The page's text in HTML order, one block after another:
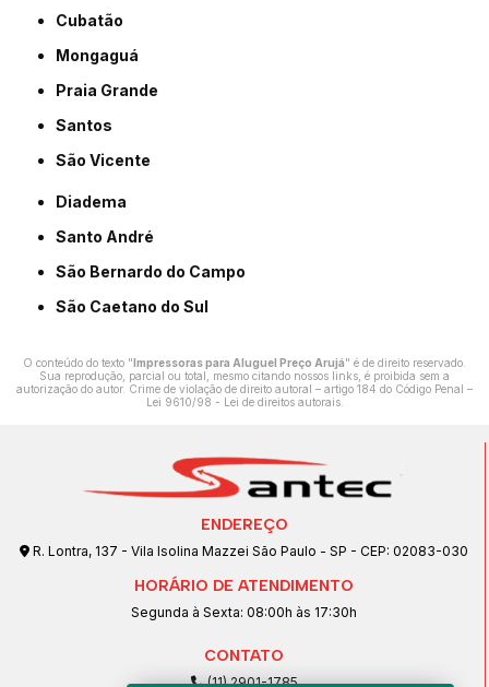
Cubatão
Mongaguá
Praia Grande
Santos
São Vicente
Diadema
Santo André
São Bernardo do Campo
São Caetano do Sul
O conteúdo do texto "Impressoras para Aluguel Preço Arujá" é de direito reservado.
Sua reprodução, parcial ou total, mesmo citando nossos links, é proibida sem a
autorização do autor. Crime de violação de direito autoral – artigo 184 do Código Penal –
Lei 9610/98 - Lei de direitos autorais.
ENDEREÇO
R. Lontra, 137 - Vila Isolina Mazzei São Paulo - SP - CEP: 02083-030
HORÁRIO DE ATENDIMENTO
Segunda à Sexta: 08:00h às 17:30h
CONTATO
(11) 2901-1785